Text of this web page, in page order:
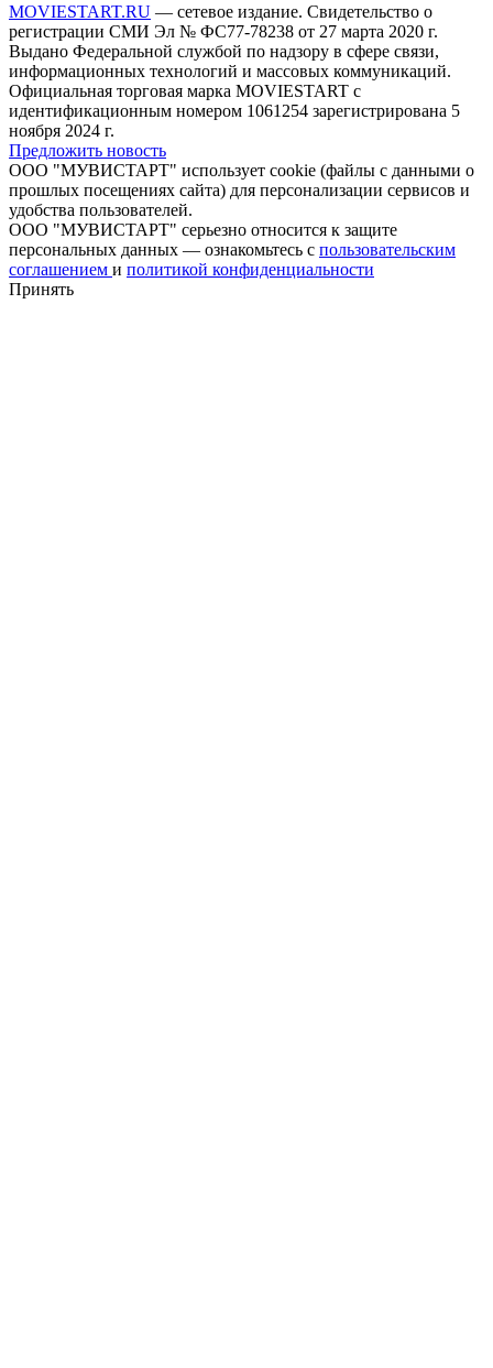
MOVIESTART.RU — сетевое издание. Свидетельство о
регистрации СМИ Эл № ФС77-78238 от 27 марта 2020 г.
Выдано Федеральной службой по надзору в сфере связи,
информационных технологий и массовых коммуникаций.
Официальная торговая марка MOVIESTART с
идентификационным номером 1061254 зарегистрирована 5
ноября 2024 г.
Предложить новость
ООО "МУВИСТАРТ" использует cookie (файлы с данными о
прошлых посещениях сайта) для персонализации сервисов и
удобства пользователей.
ООО "МУВИСТАРТ" серьезно относится к защите
персональных данных — ознакомьтесь с пользовательским
соглашением и политикой конфиденциальности
Принять